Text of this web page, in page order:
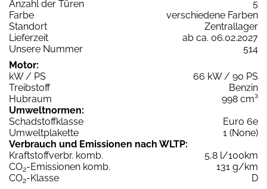
Anzahl der Türen
5
Farbe
verschiedene Farben
Standort
Zentrallager
Lieferzeit
ab ca. 06.02.2027
Unsere Nummer
514
Motor:
kW / PS
66 kW / 90 PS
Treibstoff
Benzin
Hubraum
998 cm³
Umweltnormen:
Schadstoffklasse
Euro 6e
Umweltplakette
1 (None)
Verbrauch und Emissionen nach WLTP:
Kraftstoffverbr. komb.
5,8 l/100km
CO2-Emissionen komb.
131 g/km
CO2-Klasse
D